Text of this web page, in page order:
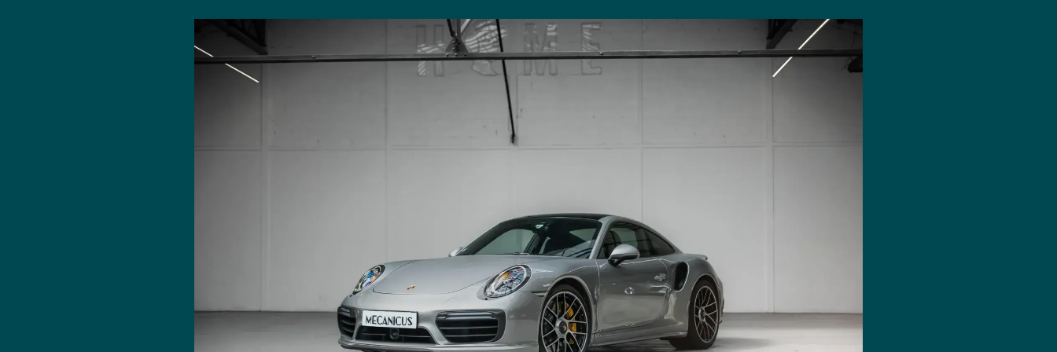
474 - Système de levage de l'essieu avant
638 - Aide au stationnement avant/arrière avec